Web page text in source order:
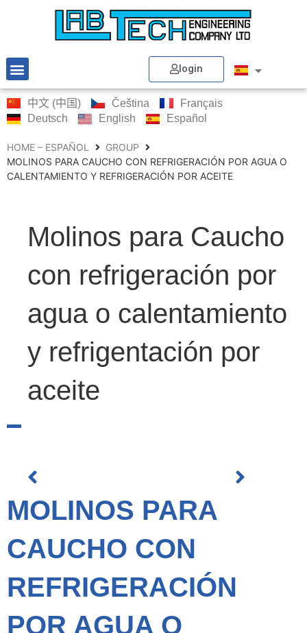
login
中文 (中国) Čeština
Français
Deutsch
English Español
HOME – ESPAÑOL
GROUP
MOLINOS PARA CAUCHO CON REFRIGERACIÓN POR AGUA O
CALENTAMIENTO Y REFRIGERACIÓN POR ACEITE
Molinos para Caucho
con refrigeración por
agua o calentamiento
y refrigentación por
aceite
MOLINOS PARA
CAUCHO CON
REFRIGERACIÓN
POR AGUA O